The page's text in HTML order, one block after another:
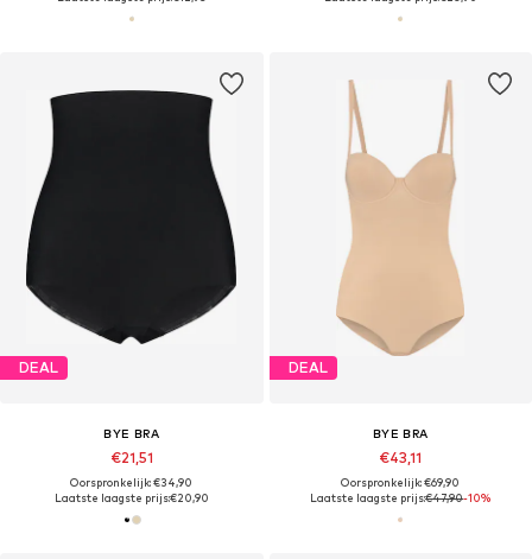
DEAL
BYE BRA
€21,51
Oorspronkelijk: €34,90
Laatste laagste prijs:€20,90
DEAL
BYE BRA
€43,11
Oorspronkelijk: €69,90
Laatste laagste prijs:€47,90-10%